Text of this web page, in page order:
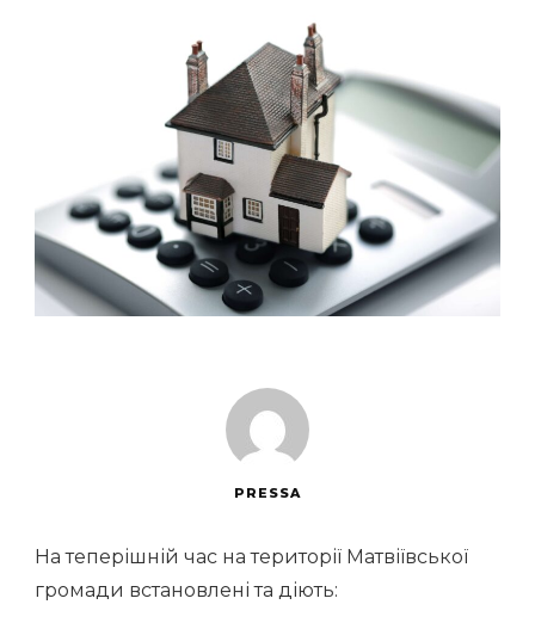
PRESSA
На теперішній час на території Матвіївської
громади встановлені та діють: